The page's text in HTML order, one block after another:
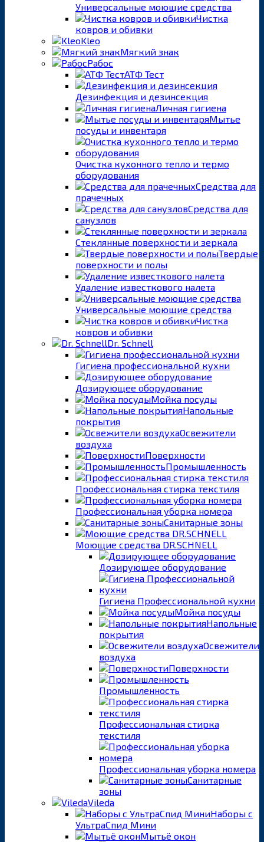
Универсальные моющие средства
Чистка
ковров и обивки
Kleo
Мягкий знак
Рабос
АТФ Тест
Дезинфекция и дезинсекция
Личная гигиена
Мытье
посуды и инвентаря
Очистка кухонного тепло и термо
оборудования
Средства для
прачечных
Средства для
санузлов
Стеклянные поверхности и зеркала
Твердые
поверхности и полы
Удаление известкового налета
Универсальные моющие средства
Чистка
ковров и обивки
Dr. Schnell
Гигиена профессиональной кухни
Дозирующее оборудование
Мойка посуды
Напольные
покрытия
Освежители
воздуха
Поверхности
Промышленность
Профессиональная стирка текстиля
Профессиональная уборка номера
Санитарные зоны
Моющие средства DR.SCHNELL
Дозирующее оборудование
Гигиена Профессиональной кухни
Мойка посуды
Напольные
покрытия
Освежители
воздуха
Поверхности
Промышленность
Профессиональная стирка
текстиля
Профессиональная уборка номера
Санитарные
зоны
Vileda
Наборы с
УльтраСпид Мини
Мытьё окон